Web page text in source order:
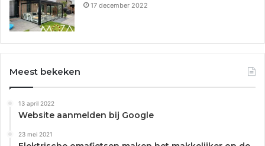
17 december 2022
Meest bekeken
13 april 2022
Website aanmelden bij Google
23 mei 2021